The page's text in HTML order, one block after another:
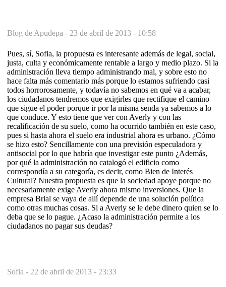
Blog de Apudepa - 23 de abril de 2013 - 10:58
Pues, sí, Sofia, la propuesta es interesante además de legal, social,
justa, culta y económicamente rentable a largo y medio plazo. Si la
administración lleva tiempo administrando mal, y sobre esto no
hace falta más comentario más porque lo estamos sufriendo casi
todos horrorosamente, y todavía no sabemos en qué va a acabar,
los ciudadanos tendremos que exigirles que rectifique el camino
que sigue el poder porque ir por la misma senda ya sabemos a lo
que conduce. Y esto tiene que ver con Averly y con las
recalificación de su suelo, como ha ocurrido también en este caso,
pues si hasta ahora el suelo era industrial ahora es urbano. ¿Cómo
se hizo esto? Sencillamente con una previsión especuladora y
antisocial por lo que habría que investigar este punto ¿Además,
por qué la administración no catalogó el edificio como
correspondía a su categoría, es decir, como Bien de Interés
Cultural? Nuestra propuesta es que la sociedad apoye porque no
necesariamente exige Averly ahora mismo inversiones. Que la
empresa Brial se vaya de allí depende de una solución política
como otras muchas cosas. Si a Averly se le debe dinero quien se lo
deba que se lo pague. ¿Acaso la administración permite a los
ciudadanos no pagar sus deudas?
Sofia - 22 de abril de 2013 - 23:33